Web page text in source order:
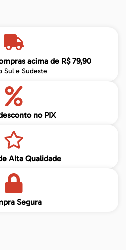
acima de R$ 79,90
Sul e Sudeste
no PIX
Alta Qualidade
Segura